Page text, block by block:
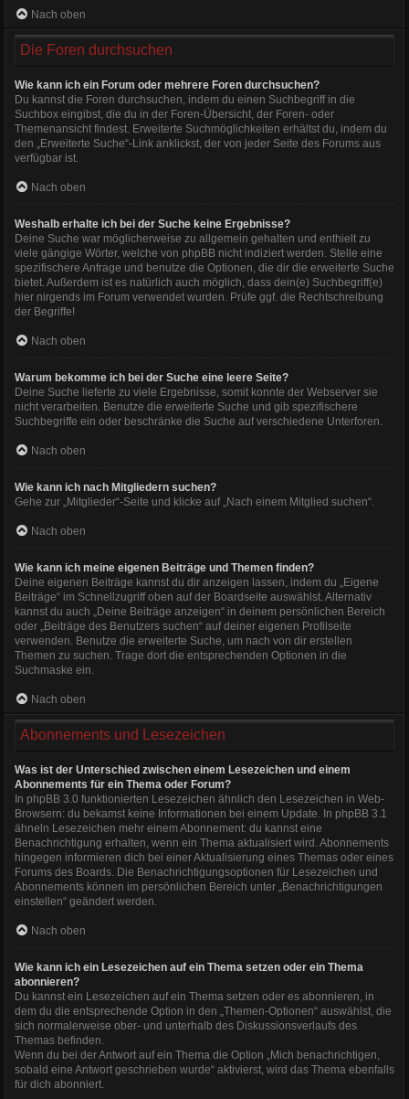
Nach oben
Die Foren durchsuchen
Wie kann ich ein Forum oder mehrere Foren durchsuchen?
Du kannst die Foren durchsuchen, indem du einen Suchbegriff in die
Suchbox eingibst, die du in der Foren-Übersicht, der Foren- oder
Themenansicht findest. Erweiterte Suchmöglichkeiten erhältst du, indem du
den „Erweiterte Suche“-Link anklickst, der von jeder Seite des Forums aus
verfügbar ist.
Nach oben
Weshalb erhalte ich bei der Suche keine Ergebnisse?
Deine Suche war möglicherweise zu allgemein gehalten und enthielt zu
viele gängige Wörter, welche von phpBB nicht indiziert werden. Stelle eine
spezifischere Anfrage und benutze die Optionen, die dir die erweiterte Suche
bietet. Außerdem ist es natürlich auch möglich, dass dein(e) Suchbegriff(e)
hier nirgends im Forum verwendet wurden. Prüfe ggf. die Rechtschreibung
der Begriffe!
Nach oben
Warum bekomme ich bei der Suche eine leere Seite?
Deine Suche lieferte zu viele Ergebnisse, somit konnte der Webserver sie
nicht verarbeiten. Benutze die erweiterte Suche und gib spezifischere
Suchbegriffe ein oder beschränke die Suche auf verschiedene Unterforen.
Nach oben
Wie kann ich nach Mitgliedern suchen?
Gehe zur „Mitglieder“-Seite und klicke auf „Nach einem Mitglied suchen“.
Nach oben
Wie kann ich meine eigenen Beiträge und Themen finden?
Deine eigenen Beiträge kannst du dir anzeigen lassen, indem du „Eigene
Beiträge“ im Schnellzugriff oben auf der Boardseite auswählst. Alternativ
kannst du auch „Deine Beiträge anzeigen“ in deinem persönlichen Bereich
oder „Beiträge des Benutzers suchen“ auf deiner eigenen Profilseite
verwenden. Benutze die erweiterte Suche, um nach von dir erstellen
Themen zu suchen. Trage dort die entsprechenden Optionen in die
Suchmaske ein.
Nach oben
Abonnements und Lesezeichen
Was ist der Unterschied zwischen einem Lesezeichen und einem
Abonnements für ein Thema oder Forum?
In phpBB 3.0 funktionierten Lesezeichen ähnlich den Lesezeichen in Web-
Browsern: du bekamst keine Informationen bei einem Update. In phpBB 3.1
ähneln Lesezeichen mehr einem Abonnement: du kannst eine
Benachrichtigung erhalten, wenn ein Thema aktualisiert wird. Abonnements
hingegen informieren dich bei einer Aktualisierung eines Themas oder eines
Forums des Boards. Die Benachrichtigungsoptionen für Lesezeichen und
Abonnements können im persönlichen Bereich unter „Benachrichtigungen
einstellen“ geändert werden.
Nach oben
Wie kann ich ein Lesezeichen auf ein Thema setzen oder ein Thema
abonnieren?
Du kannst ein Lesezeichen auf ein Thema setzen oder es abonnieren, in
dem du die entsprechende Option in den „Themen-Optionen“ auswählst, die
sich normalerweise ober- und unterhalb des Diskussionsverlaufs des
Themas befinden.
Wenn du bei der Antwort auf ein Thema die Option „Mich benachrichtigen,
sobald eine Antwort geschrieben wurde“ aktivierst, wird das Thema ebenfalls
für dich abonniert.